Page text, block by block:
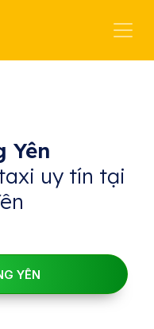
Yên
uy tín tại
YÊN